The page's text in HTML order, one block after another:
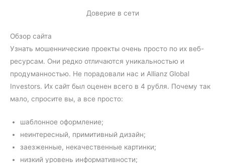
Доверие в сети
Обзор сайта
Узнать мошеннические проекты очень просто по их веб-
ресурсам. Они редко отличаются уникальностью и
продуманностью. Не порадовали нас и Allianz Global
Investors. Их сайт был оценен всего в 4 рубля. Почему так
мало, спросите вы, а все просто:
шаблонное оформление;
неинтересный, примитивный дизайн;
заезженные, некачественные картинки;
низкий уровень информативности;